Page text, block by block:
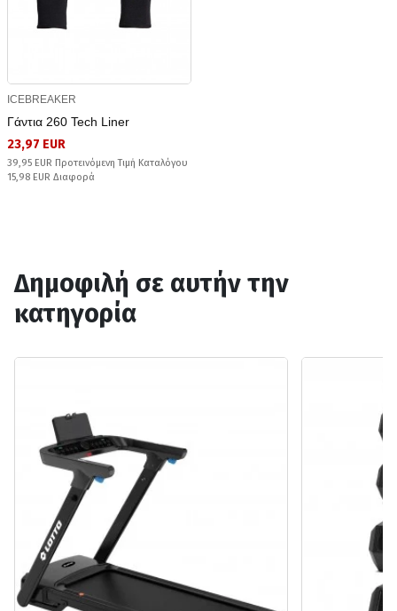
ICEBREAKER
Γάντια 260 Tech Liner
23,97 EUR
39,95 EUR Προτεινόμενη Τιμή Καταλόγου
15,98 EUR Διαφορά
Δημοφιλή σε αυτήν την
κατηγορία